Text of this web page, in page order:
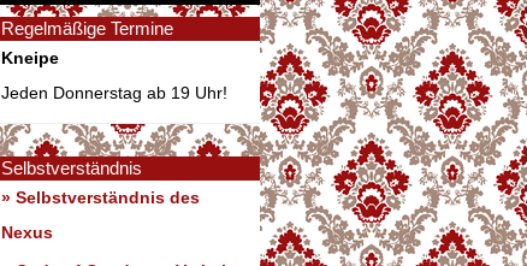
Regelmäßige Termine
Kneipe
Jeden Donnerstag ab 19 Uhr!
Selbstverständnis
» Selbstverständnis des
Nexus